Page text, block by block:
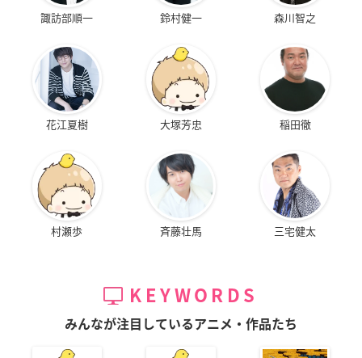
諏訪部順一 鈴村健一 森川智之
花江夏樹 大塚芳忠 稲田徹
村瀬歩 斉藤壮馬 三宅健太
KEYWORDS
みんなが注目しているアニメ・作品たち